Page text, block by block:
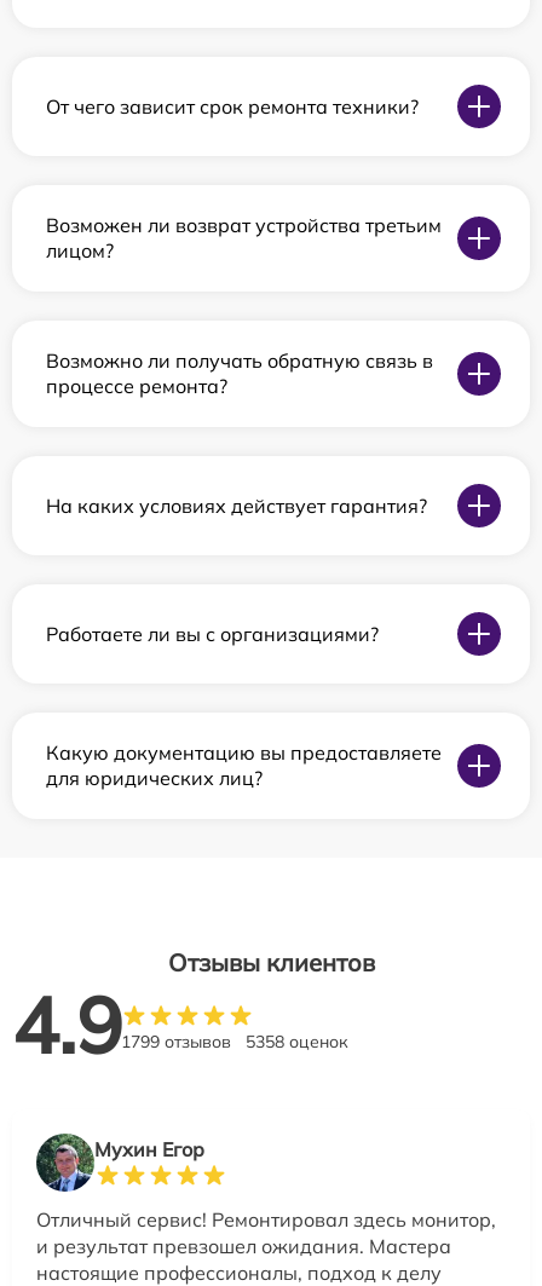
От чего зависит срок ремонта техники?
Возможен ли возврат устройства третьим
лицом?
Возможно ли получать обратную связь в
процессе ремонта?
На каких условиях действует гарантия?
Работаете ли вы с организациями?
Какую документацию вы предоставляете
для юридических лиц?
Отзывы клиентов
4.91799 отзывов 5358 оценок
Мухин Егор
Отличный сервис! Ремонтировал здесь монитор,
и результат превзошел ожидания. Мастера
настоящие профессионалы, подход к делу